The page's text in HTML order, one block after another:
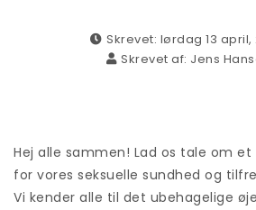
Skrevet: lørdag 13 april,
Skrevet af: Jens
Hej alle sammen! Lad os tale om
for vores seksuelle sundhed og
Vi kender alle til det ubehagelige